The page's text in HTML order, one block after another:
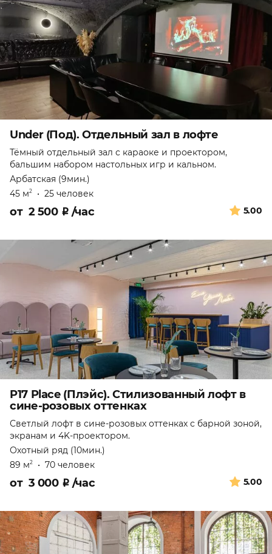
Under (Под). Отдельный зал в лофте
Тёмный отдельный зал с караоке и проектором,
бальшим набором настольных игр и кальном.
Арбатская (9мин.)
45 м2 • 25 человек
5.00
от 2 500 ₽ /час
P17 Place (Плэйс). Стилизованный лофт в
сине-розовых оттенках
Светлый лофт в сине-розовых оттенках с барной зоной,
экранам и 4K-проектором.
Охотный ряд (10мин.)
89 м2 • 70 человек
5.00
от 3 000 ₽ /час